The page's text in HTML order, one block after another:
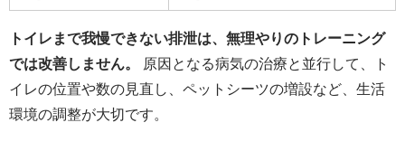
トイレまで我慢できない排泄は、無理やりのトレーニング
では改善しません。
原因となる病気の治療と並行して、ト
イレの位置や数の見直し、ペットシーツの増設など、生活
環境の調整が大切です。